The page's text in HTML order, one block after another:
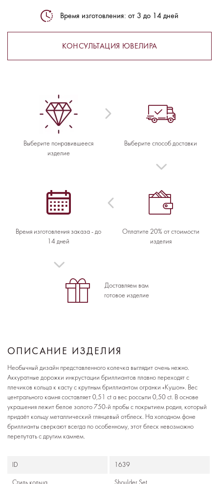
Время изготовления: от 3 до 14 дней
КОНСУЛЬТАЦИЯ ЮВЕЛИРА
Выберите понравившееся
изделие
Выберите способ доставки
Оплатите 20% от стоимости
изделия
Время изготовления заказа - до
14 дней
Доставляем вам
готовое изделие
ОПИСАНИЕ ИЗДЕЛИЯ
Необычный дизайн представленного колечка выглядит очень нежно.
Аккуратные дорожки инкрустации бриллиантов плавно переходят с
плечиков кольца к касту с крупным бриллиантом огранки «Кушон». Вес
центрального камня составляет 0,51 ct а вес россыпи 0,50 ct. В основе
украшения лежит белое золото 750-й пробы с покрытием родия, который
придаёт кольцу металлический глянцевый отблеск. На холодном фоне
бриллианты сверкают всегда по особенному, этот блеск невозможно
перепутать с другим камнем.
ID 1639